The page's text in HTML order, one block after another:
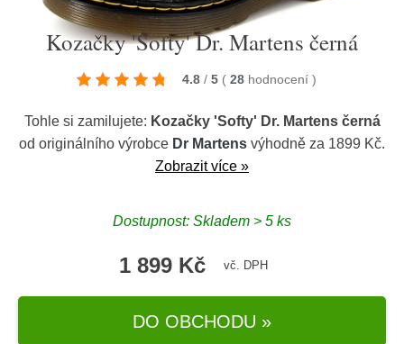
Kozačky 'Softy' Dr. Martens černá
4.8 / 5 ( 28 hodnocení )
Tohle si zamilujete: Kozačky 'Softy' Dr. Martens černá
od originálního výrobce Dr Martens výhodně za 1899 Kč.
Zobrazit více »
Dostupnost: Skladem > 5 ks
1 899 Kč vč. DPH
DO OBCHODU »